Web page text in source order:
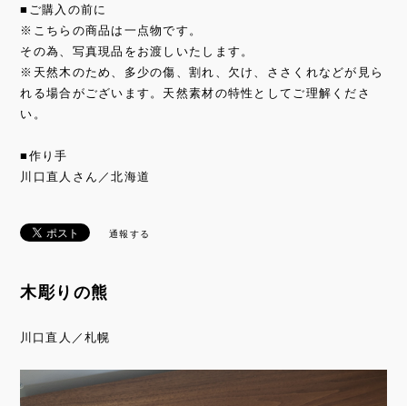
■ご購入の前に
※こちらの商品は一点物です。
その為、写真現品をお渡しいたします。
※天然木のため、多少の傷、割れ、欠け、ささくれなどが見ら
れる場合がございます。天然素材の特性としてご理解くださ
い。
■作り手
川口直人さん／北海道
通報する
木彫りの熊
川口直人／札幌